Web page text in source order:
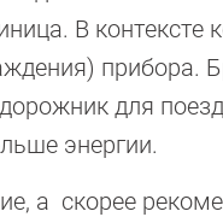
В контексте
прибора.
для
энергии.
а скорее